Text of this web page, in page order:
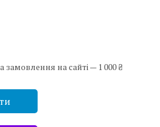
замовлення на сайті — 1 000 ₴